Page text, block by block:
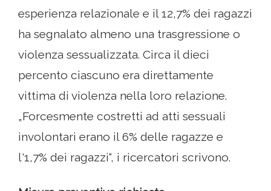
esperienza relazionale e il 12,7% dei ragazzi
ha segnalato almeno una trasgressione o
violenza sessualizzata. Circa il dieci
percento ciascuno era direttamente
vittima di violenza nella loro relazione.
„Forcesmente costretti ad atti sessuali
involontari erano il 6% delle ragazze e
l'1,7% dei ragazzi“, i ricercatori scrivono.